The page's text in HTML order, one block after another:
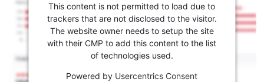
This content is not permitted to load due to
trackers that are not disclosed to the visitor.
The website owner needs to setup the site
with their CMP to add this content to the list
of technologies used.
Powered by Usercentrics Consent